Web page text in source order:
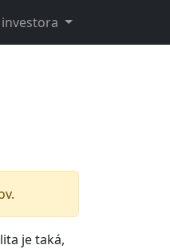
je taká,